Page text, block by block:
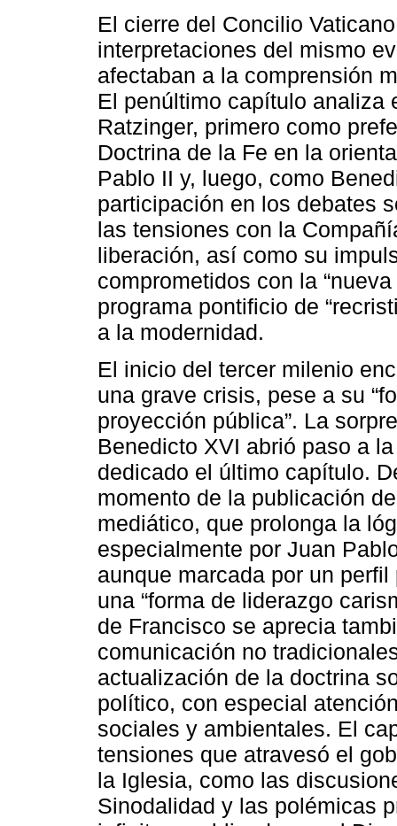
El cierre del Concilio
interpretaciones del mismo
afectaban a la comprensión
El penúltimo capítulo analiza
Ratzinger, primero como
Doctrina de la Fe en la
Pablo II y, luego, como
participación en los debates
las tensiones con la
liberación, así como su
comprometidos con la
programa pontificio de
a la modernidad.
El inicio del tercer milenio
una grave crisis, pese a su
proyección pública”. La
Benedicto XVI abrió paso a
dedicado el último capítulo.
momento de la publicación
mediático, que prolonga la
especialmente por Juan
aunque marcada por un
una “forma de liderazgo
de Francisco se aprecia
comunicación no
actualización de la doctrina
político, con especial
sociales y ambientales. El
tensiones que atravesó el
la Iglesia, como las
Sinodalidad y las polémicas